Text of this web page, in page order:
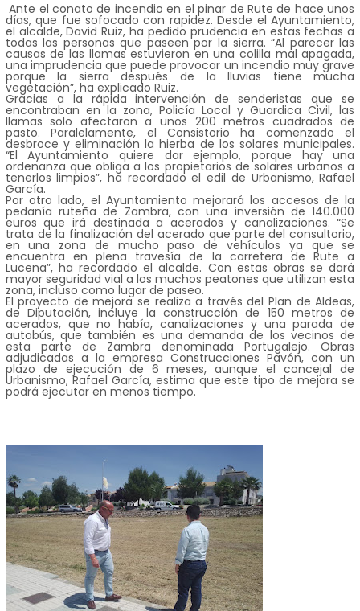
Ante el conato de incendio en el pinar de Rute de hace unos
días, que fue sofocado con rapidez. Desde el Ayuntamiento,
el alcalde, David Ruiz, ha pedido prudencia en estas fechas a
todas las personas que paseen por la sierra. “Al parecer las
causas de las llamas estuvieron en una colilla mal apagada,
una imprudencia que puede provocar un incendio muy grave
porque la sierra después de la lluvias tiene mucha
vegetación”, ha explicado Ruiz.
Gracias a la rápida intervención de senderistas que se
encontraban en la zona, Policía Local y Guardica Civil, las
llamas solo afectaron a unos 200 metros cuadrados de
pasto. Paralelamente, el Consistorio ha comenzado el
desbroce y eliminación la hierba de los solares municipales.
“El Ayuntamiento quiere dar ejemplo, porque hay una
ordenanza que obliga a los propietarios de solares urbanos a
tenerlos limpios”, ha recordado el edil de Urbanismo, Rafael
García.
Por otro lado, el Ayuntamiento mejorará los accesos de la
pedanía ruteña de Zambra, con una inversión de 140.000
euros que irá destinada a acerados y canalizaciones. “Se
trata de la finalización del acerado que parte del consultorio,
en una zona de mucho paso de vehículos ya que se
encuentra en plena travesía de la carretera de Rute a
Lucena”, ha recordado el alcalde. Con estas obras se dará
mayor seguridad vial a los muchos peatones que utilizan esta
zona, incluso como lugar de paseo.
El proyecto de mejora se realiza a través del Plan de Aldeas,
de Diputación, incluye la construcción de 150 metros de
acerados, que no había, canalizaciones y una parada de
autobús, que también es una demanda de los vecinos de
esta parte de Zambra denominada Portugalejo. Obras
adjudicadas a la empresa Construcciones Pavón, con un
plazo de ejecución de 6 meses, aunque el concejal de
Urbanismo, Rafael García, estima que este tipo de mejora se
podrá ejecutar en menos tiempo.